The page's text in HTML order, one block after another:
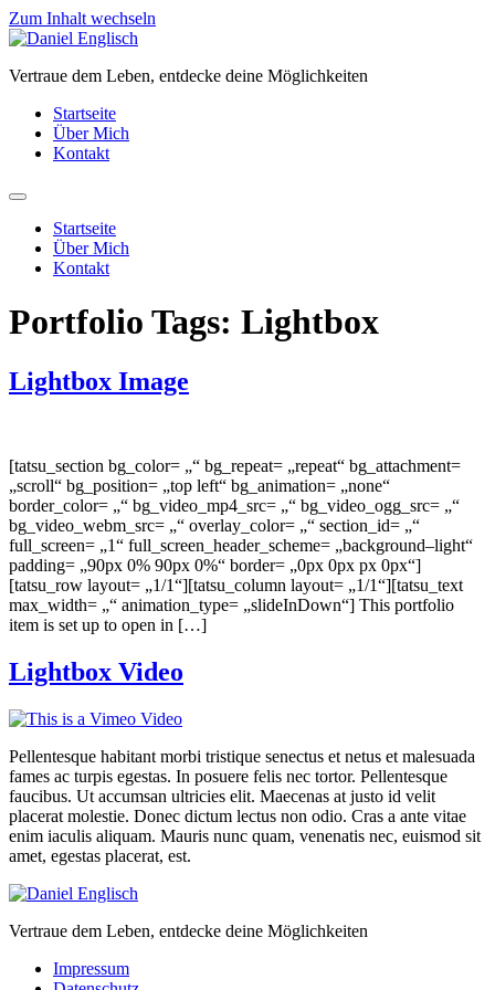
Zum Inhalt wechseln
Vertraue dem Leben, entdecke deine Möglichkeiten
Startseite
Über Mich
Kontakt
Startseite
Über Mich
Kontakt
Portfolio Tags: Lightbox
Lightbox Image
[tatsu_section bg_color= „“ bg_repeat= „repeat“ bg_attachment=
„scroll“ bg_position= „top left“ bg_animation= „none“
border_color= „“ bg_video_mp4_src= „“ bg_video_ogg_src= „“
bg_video_webm_src= „“ overlay_color= „“ section_id= „“
full_screen= „1“ full_screen_header_scheme= „background–light“
padding= „90px 0% 90px 0%“ border= „0px 0px px 0px“]
[tatsu_row layout= „1/1“][tatsu_column layout= „1/1“][tatsu_text
max_width= „“ animation_type= „slideInDown“] This portfolio
item is set up to open in […]
Lightbox Video
Pellentesque habitant morbi tristique senectus et netus et malesuada
fames ac turpis egestas. In posuere felis nec tortor. Pellentesque
faucibus. Ut accumsan ultricies elit. Maecenas at justo id velit
placerat molestie. Donec dictum lectus non odio. Cras a ante vitae
enim iaculis aliquam. Mauris nunc quam, venenatis nec, euismod sit
amet, egestas placerat, est.
Vertraue dem Leben, entdecke deine Möglichkeiten
Impressum